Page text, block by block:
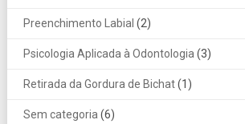
Preenchimento Labial (2)
Psicologia Aplicada à Odontologia (3)
Retirada da Gordura de Bichat(1)
Sem categoria (6)